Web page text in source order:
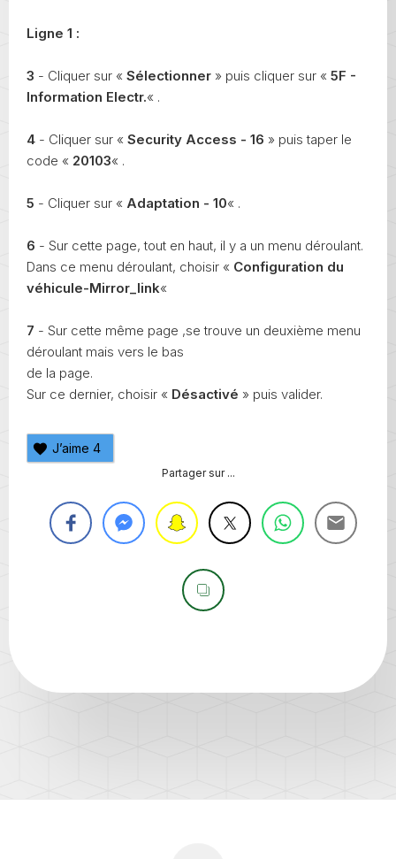
Ligne 1 :
3 - Cliquer sur « Sélectionner » puis cliquer sur « 5F -
Information Electr.« .
4 - Cliquer sur « Security Access - 16 » puis taper le
code « 20103« .
5 - Cliquer sur « Adaptation - 10« .
6 - Sur cette page, tout en haut, il y a un menu déroulant.
Dans ce menu déroulant, choisir « Configuration du
véhicule-Mirror_link«
7 - Sur cette même page ,se trouve un deuxième menu
déroulant mais vers le bas
de la page.
Sur ce dernier, choisir « Désactivé » puis valider.
J’aime 4
Partager sur ...